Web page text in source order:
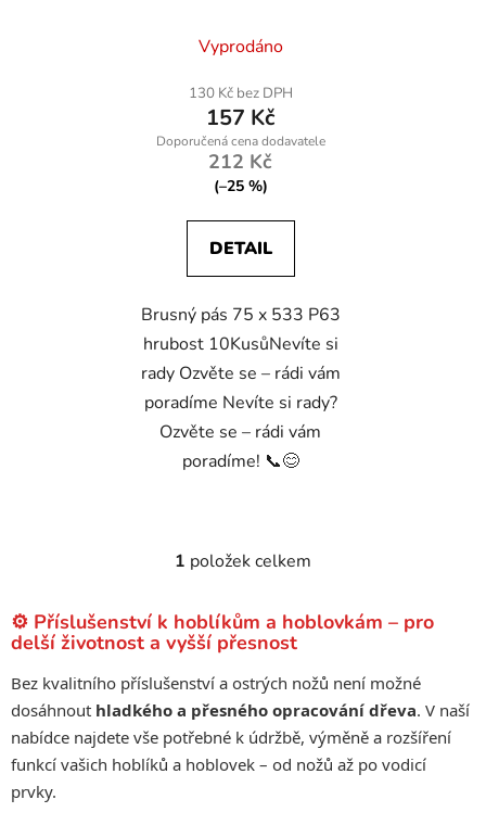
Vyprodáno
130 Kč bez DPH
157 Kč
212 Kč
(–25 %)
DETAIL
Brusný pás 75 x 533 P63
hrubost 10KusůNevíte si
rady Ozvěte se – rádi vám
poradíme Nevíte si rady?
Ozvěte se – rádi vám
poradíme! 📞😊
O
l
á
a
c
í
p
1 položek celkem
⚙️ Příslušenství k hoblíkům a hoblovkám – pro
delší životnost a vyšší přesnost
Bez kvalitního příslušenství a ostrých nožů není možné
dosáhnout hladkého a přesného opracování dřeva. V naší
nabídce najdete vše potřebné k údržbě, výměně a rozšíření
funkcí vašich hoblíků a hoblovek – od nožů až po vodicí
prvky.